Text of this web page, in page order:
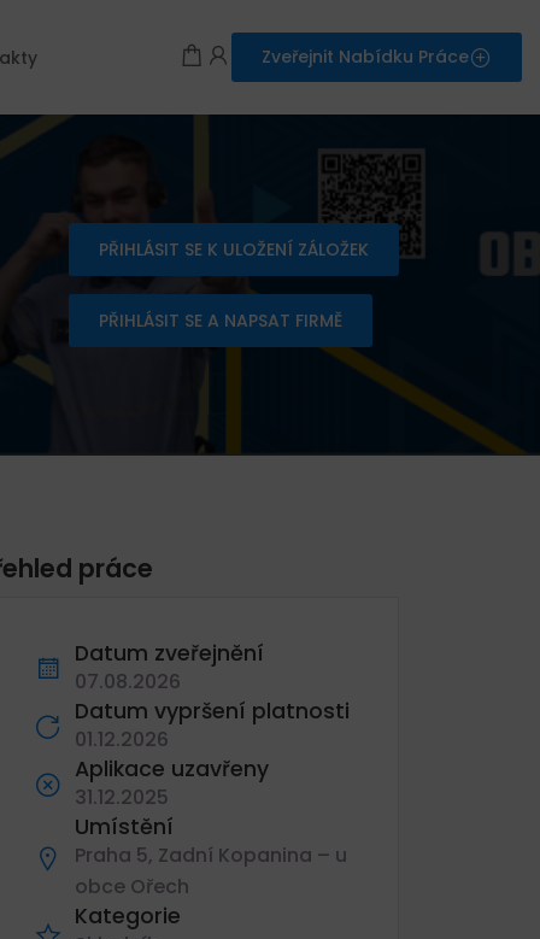
Zveřejnit Nabídku Práce
PŘIHLÁSIT SE K ULOŽENÍ ZÁLOŽEK
PŘIHLÁSIT SE A NAPSAT FIRMĚ
práce
Datum zveřejnění
07.08.2026
Datum vypršení platnosti
01.12.2026
Aplikace uzavřeny
31.12.2025
Umístění
Praha 5, Zadní Kopanina – u
obce Ořech
Kategorie